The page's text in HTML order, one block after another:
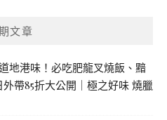
文章
地港味！必吃肥龍叉燒飯、黯
帶85折大公開｜極之好味 燒臘